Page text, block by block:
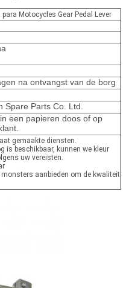
Motocycles Gear Pedal Lever
na ontvangst van de borg
Spare Parts Co. Ltd.
een papieren doos of op
gemaakte diensten.
is beschikbaar, kunnen we kleur
uw vereisten.
aanbieden om de kwaliteit